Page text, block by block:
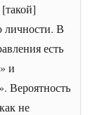
личности. В
есть
и
Вероятность
не